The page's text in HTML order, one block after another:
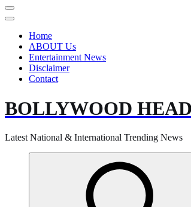
Home
ABOUT Us
Entertainment News
Disclaimer
Contact
BOLLYWOOD
Latest National & International Trending News